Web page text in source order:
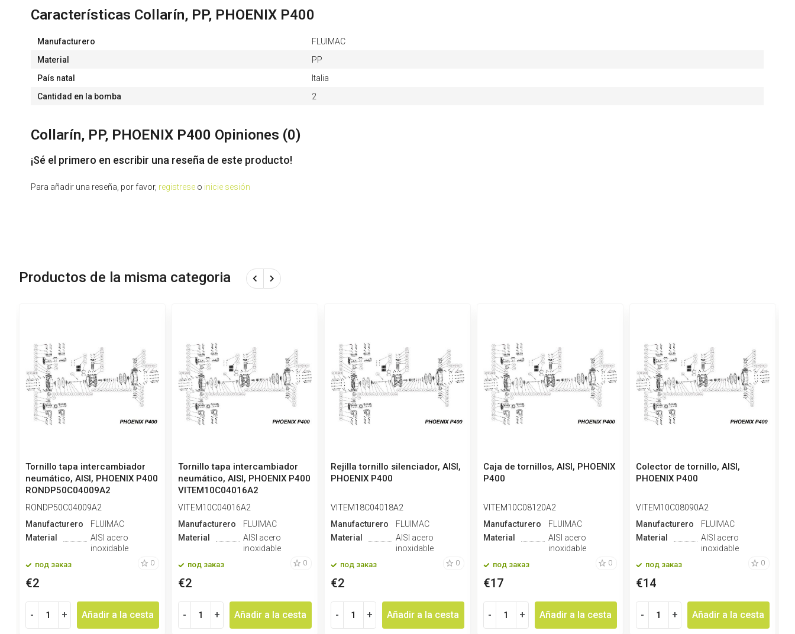
Características Collarín, PP, PHOENIX P400
Manufacturero
FLUIMAC
Material
PP
País natal
Italia
Cantidad en la bomba
2
Collarín, PP, PHOENIX P400 Opiniones (0)
¡Sé el primero en escribir una reseña de este producto!
Para añadir una reseña, por favor, registreseo inicie sesión
Productos de la misma categoria
Tornillo tapa intercambiador
neumático, AISI, PHOENIX P400
RONDP50C04009A2
RONDP50C04009A2
Manufacturero
FLUIMAC
Material
AISI acero
inoxidable
под заказ 0
€2
- + Añadir a la cesta
Tornillo tapa intercambiador
neumático, AISI, PHOENIX P400
VITEM10C04016A2
VITEM10C04016A2
Manufacturero
FLUIMAC
Material
AISI acero
inoxidable
под заказ 0
€2
- + Añadir a la cesta
Rejilla tornillo silenciador, AISI,
PHOENIX P400
VITEM18C04018A2
Manufacturero
FLUIMAC
Material
AISI acero
inoxidable
под заказ 0
€2
- + Añadir a la cesta
Caja de tornillos, AISI, PHOENIX
P400
VITEM10C08120A2
Manufacturero
FLUIMAC
Material
AISI acero
inoxidable
под заказ 0
€17
- + Añadir a la cesta
Colector de tornillo, AISI,
PHOENIX P400
VITEM10C08090A2
Manufacturero
FLUIMAC
Material
AISI acero
inoxidable
под заказ 0
€14
- + Añadir a la cesta